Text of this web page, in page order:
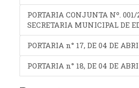
PORTARIA CONJUNTA Nº.
SECRETARIA MUNICIPAL DE
PORTARIA n° 17, DE 04 DE
PORTARIA n° 18, DE 04 DE